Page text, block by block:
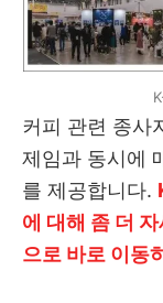
커피 관련 종사
제임과 동시에
를 제공합니다.
에 대해 좀 더
으로 바로 이동